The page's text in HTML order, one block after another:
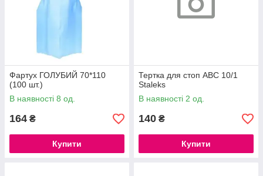
Фартух ГОЛУБИЙ 70*110
(100 шт.)
В наявності 8 од.
164 ₴
Купити
Тертка для стоп ABC 10/1
Staleks
В наявності 2 од.
140 ₴
Купити